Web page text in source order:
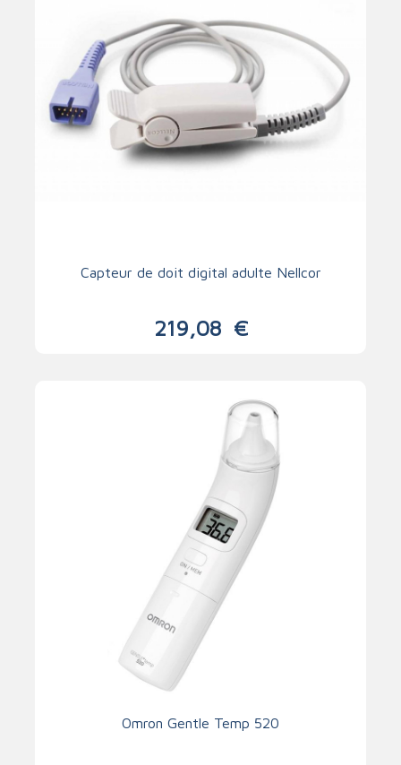
Capteur de doit digital adulte Nellcor
219,08 €
Omron Gentle Temp 520